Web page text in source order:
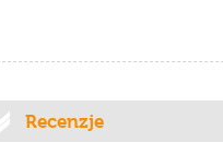
Recenzje